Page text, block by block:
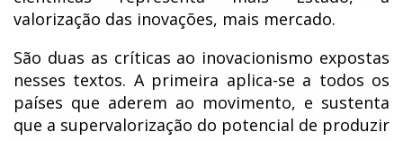
valorização das inovações, mais mercado.
São duas as críticas ao inovacionismo expostas
nesses textos. A primeira aplica-se a todos os
países que aderem ao movimento, e sustenta
que a supervalorização do potencial de produzir